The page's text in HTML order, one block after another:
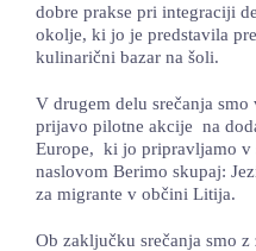
dobre prakse pri integraciji
okolje, ki jo je predstavila
kulinarični bazar na šoli.
V drugem delu srečanja smo
prijavo pilotne akcije na
Europe, ki jo pripravljamo
naslovom Berimo skupaj:
za migrante v občini Litija.
Ob zaključku srečanja smo